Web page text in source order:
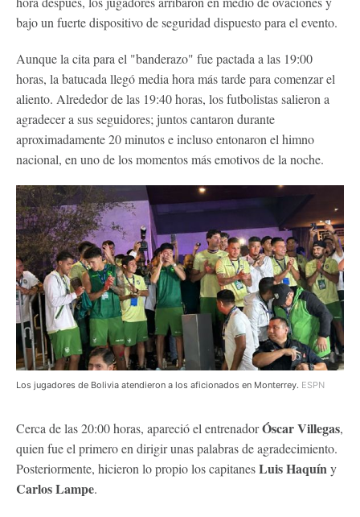
bajo un fuerte dispositivo de seguridad dispuesto para el evento.
Aunque la cita para el "banderazo" fue pactada a las 19:00
horas, la batucada llegó media hora más tarde para comenzar el
aliento. Alrededor de las 19:40 horas, los futbolistas salieron a
agradecer a sus seguidores; juntos cantaron durante
aproximadamente 20 minutos e incluso entonaron el himno
nacional, en uno de los momentos más emotivos de la noche.
Los jugadores de Bolivia atendieron a los aficionados en Monterrey. ESPN
Cerca de las 20:00 horas, apareció el entrenadorÓscar Villegas,
quien fue el primero en dirigir unas palabras de agradecimiento.
Posteriormente, hicieron lo propio los capitanesLuis Haquíny
Carlos Lampe.